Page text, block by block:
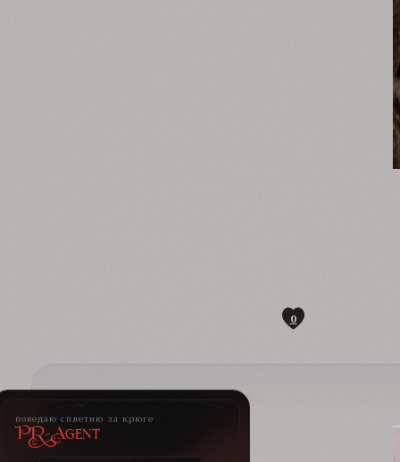
0
поведаю сплетню за крюге
PR-Agent